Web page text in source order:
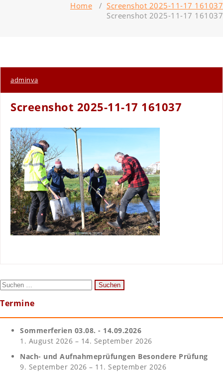
Home / Screenshot 2025-11-17 161037
Screenshot 2025-11-17 161037
adminva
Screenshot 2025-11-17 161037
Suchen
Termine
Sommerferien 03.08. - 14.09.2026
1. August 2026 – 14. September 2026
Nach- und Aufnahmeprüfungen Besondere Prüfung
9. September 2026 – 11. September 2026